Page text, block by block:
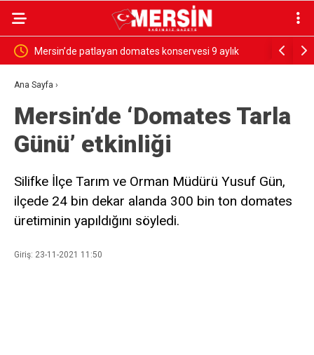
Mersin’de patlayan domates konservesi 9 aylık
bebeği yaktı
SESSİZ
Ana Sayfa ›
Mersin’de ‘Domates Tarla
Günü’ etkinliği
Silifke İlçe Tarım ve Orman Müdürü Yusuf Gün,
ilçede 24 bin dekar alanda 300 bin ton domates
üretiminin yapıldığını söyledi.
Giriş: 23-11-2021 11:50